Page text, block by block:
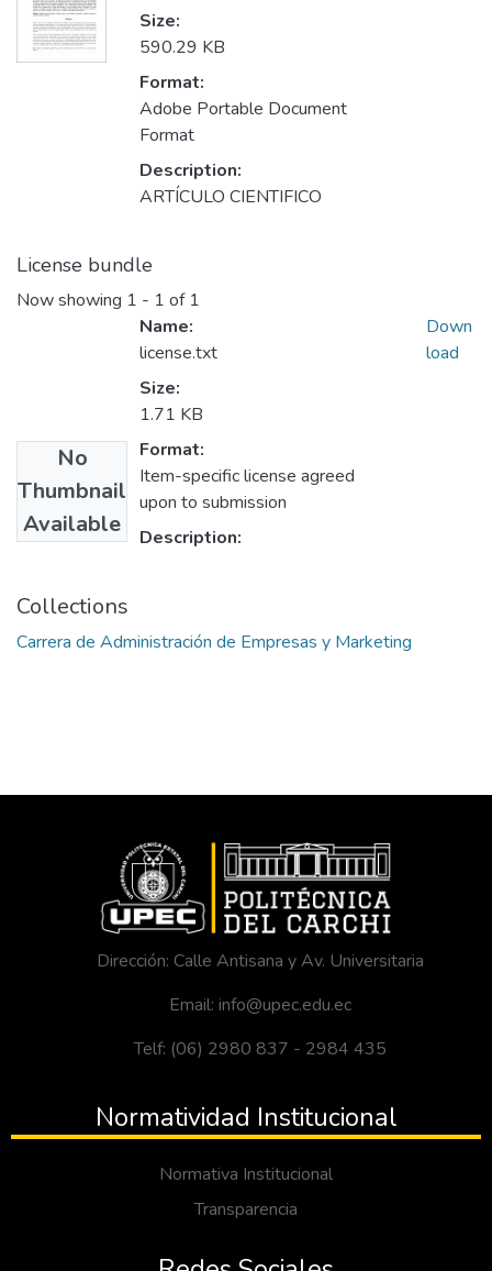
Size:
590.29 KB
Format:
Adobe Portable Document
Format
Description:
ARTÍCULO CIENTIFICO
License bundle
Now showing 1 - 1 of 1
No
Thumbnail
Available
Name:
license.txt
Size:
1.71 KB
Format:
Item-specific license agreed
upon to submission
Description:
Down
load
Collections
Carrera de Administración de Empresas y Marketing
Dirección: Calle Antisana y Av. Universitaria
Email: info@upec.edu.ec
Telf: (06) 2980 837 - 2984 435
Normatividad Institucional
Normativa Institucional
Transparencia